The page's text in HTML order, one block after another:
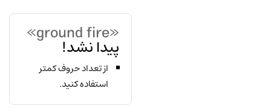
«ground fire»
پیدا نشد!
از تعداد حروف کمتر
استفاده کنید.